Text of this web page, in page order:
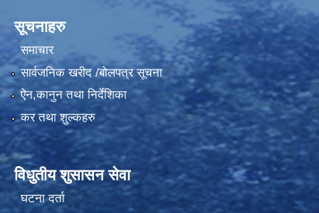
सूचनाहरु
समाचार
सार्वजनिक खरीद /बोलपत्र सूचना
ऐन,कानुन तथा निर्देशिका
कर तथा शुल्कहरु
विधुतीय शुसासन सेवा
घटना दर्ता